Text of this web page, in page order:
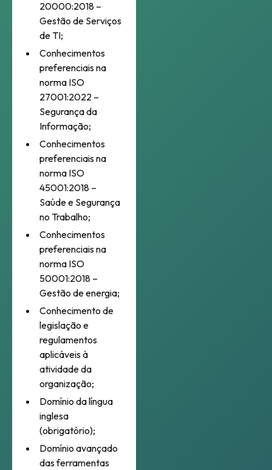
20000:2018 –
Gestão de Serviços
de TI;
Conhecimentos
preferenciais na
norma ISO
27001:2022 –
Segurança da
Informação;
Conhecimentos
preferenciais na
norma ISO
45001:2018 –
Saúde e Segurança
no Trabalho;
Conhecimentos
preferenciais na
norma ISO
50001:2018 –
Gestão de energia;
Conhecimento de
legislação e
regulamentos
aplicáveis à
atividade da
organização;
Domínio da língua
inglesa
(obrigatório);
Domínio avançado
das ferramentas